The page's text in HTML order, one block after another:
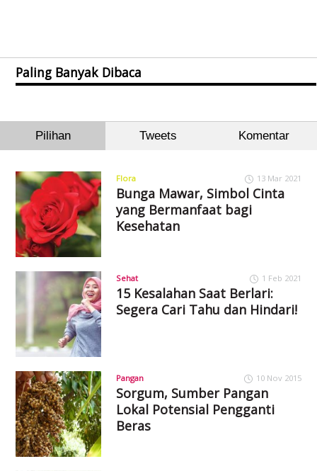
Paling Banyak Dibaca
Pilihan Tweets Komentar
Flora 13 Mar 2021
Bunga Mawar, Simbol Cinta
yang Bermanfaat bagi
Kesehatan
Sehat 1 Feb 2021
15 Kesalahan Saat Berlari:
Segera Cari Tahu dan Hindari!
Pangan 10 Nov 2015
Sorgum, Sumber Pangan
Lokal Potensial Pengganti
Beras